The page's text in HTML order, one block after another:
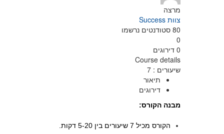
מרצה
צוות Success
80 סטודנטים נרשמו
0
0 דירוגים
Course details
שיעורים :
7
תיאור
דירוגים
מבנה הקורס:
הקורס מכיל 7 שיעורים בין 5-20 דקות.